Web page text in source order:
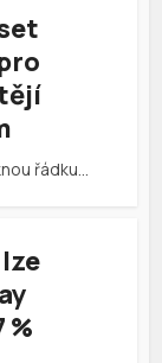
řádku…
%